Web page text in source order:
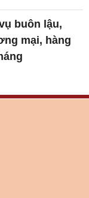
buôn lậu,
mại, hàng